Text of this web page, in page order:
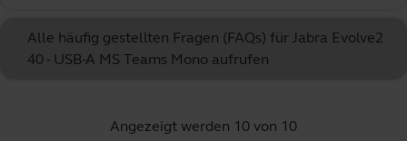
Alle häufig gestellten Fragen (FAQs) für Jabra Evolve2
40 - USB-A MS Teams Mono aufrufen
Angezeigt werden 10 von 10